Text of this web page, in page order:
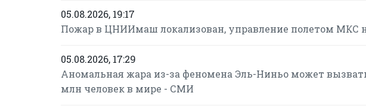
05.08.2026, 19:17
Пожар в ЦНИИмаш локализован, управление полетом МКС
05.08.2026, 17:29
Аномальная жара из-за феномена Эль-Ниньо может
млн человек в мире - СМИ